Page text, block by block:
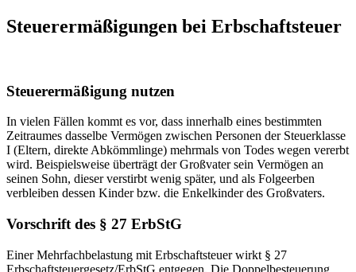
Steuerermäßigungen bei Erbschaftsteuer
Steuerermäßigung nutzen
In vielen Fällen kommt es vor, dass innerhalb eines bestimmten
Zeitraumes dasselbe Vermögen zwischen Personen der Steuerklasse
I (Eltern, direkte Abkömmlinge) mehrmals von Todes wegen vererbt
wird. Beispielsweise überträgt der Großvater sein Vermögen an
seinen Sohn, dieser verstirbt wenig später, und als Folgeerben
verbleiben dessen Kinder bzw. die Enkelkinder des Großvaters.
Vorschrift des § 27 ErbStG
Einer Mehrfachbelastung mit Erbschaftsteuer wirkt § 27
Erbschaftsteuergesetz/ErbStG entgegen. Die Doppelbesteuerung